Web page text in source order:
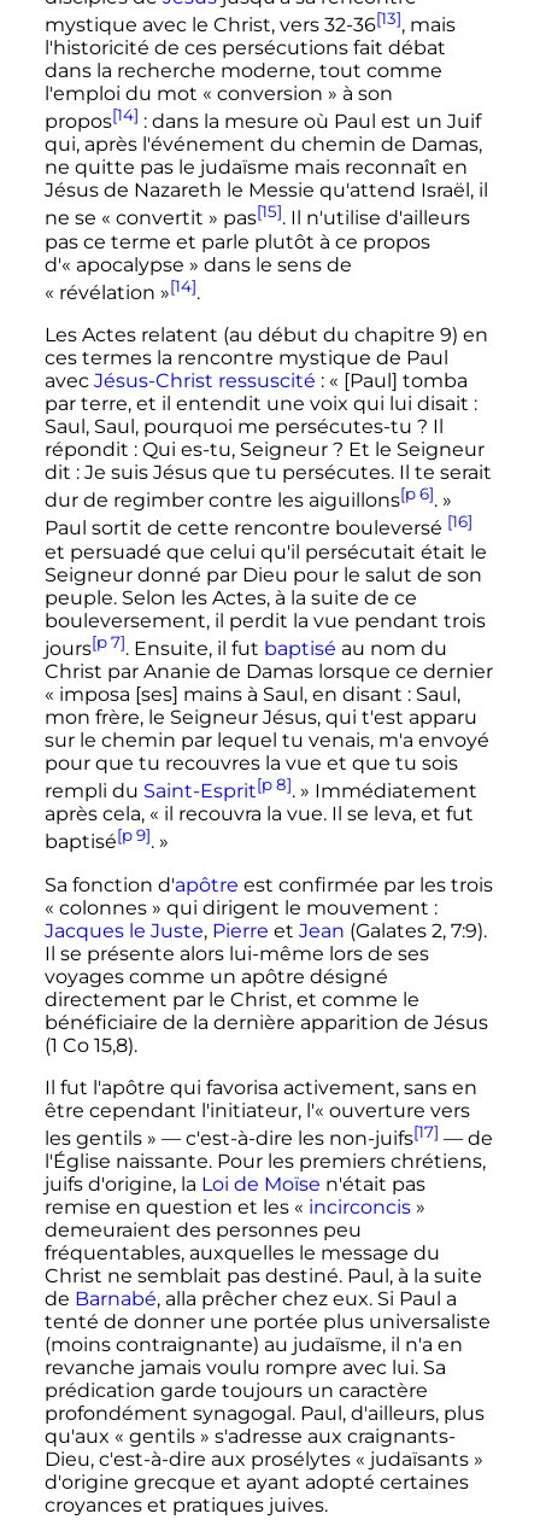
mystique avec le Christ, vers 32-36[13], mais
l'historicité de ces persécutions fait débat
dans la recherche moderne, tout comme
l'emploi du mot « conversion » à son
propos[14] : dans la mesure où Paul est un Juif
qui, après l'événement du chemin de Damas,
ne quitte pas le judaïsme mais reconnaît en
Jésus de Nazareth le Messie qu'attend Israël, il
ne se « convertit » pas[15]. Il n'utilise d'ailleurs
pas ce terme et parle plutôt à ce propos
d'« apocalypse » dans le sens de
« révélation »[14].
Les Actes relatent (au début du chapitre 9) en
ces termes la rencontre mystique de Paul
avec Jésus-Christ ressuscité : « [Paul] tomba
par terre, et il entendit une voix qui lui disait :
Saul, Saul, pourquoi me persécutes-tu ? Il
répondit : Qui es-tu, Seigneur ? Et le Seigneur
dit : Je suis Jésus que tu persécutes. Il te serait
dur de regimber contre les aiguillons[p 6]. »
Paul sortit de cette rencontre bouleversé [16]
et persuadé que celui qu'il persécutait était le
Seigneur donné par Dieu pour le salut de son
peuple. Selon les Actes, à la suite de ce
bouleversement, il perdit la vue pendant trois
jours[p 7]. Ensuite, il fut baptisé au nom du
Christ par Ananie de Damas lorsque ce dernier
« imposa [ses] mains à Saul, en disant : Saul,
mon frère, le Seigneur Jésus, qui t'est apparu
sur le chemin par lequel tu venais, m'a envoyé
pour que tu recouvres la vue et que tu sois
rempli du Saint-Esprit[p 8]. » Immédiatement
après cela, « il recouvra la vue. Il se leva, et fut
baptisé[p 9]. »
Sa fonction d'apôtre est confirmée par les trois
« colonnes » qui dirigent le mouvement :
Jacques le Juste, Pierre et Jean (Galates 2, 7:9).
Il se présente alors lui-même lors de ses
voyages comme un apôtre désigné
directement par le Christ, et comme le
bénéficiaire de la dernière apparition de Jésus
(1 Co 15,8).
Il fut l'apôtre qui favorisa activement, sans en
être cependant l'initiateur, l'« ouverture vers
les gentils » — c'est-à-dire les non-juifs[17] — de
l'Église naissante. Pour les premiers chrétiens,
juifs d'origine, la Loi de Moïse n'était pas
remise en question et les « incirconcis »
demeuraient des personnes peu
fréquentables, auxquelles le message du
Christ ne semblait pas destiné. Paul, à la suite
de Barnabé, alla prêcher chez eux. Si Paul a
tenté de donner une portée plus universaliste
(moins contraignante) au judaïsme, il n'a en
revanche jamais voulu rompre avec lui. Sa
prédication garde toujours un caractère
profondément synagogal. Paul, d'ailleurs, plus
qu'aux « gentils » s'adresse aux craignants-
Dieu, c'est-à-dire aux prosélytes « judaïsants »
d'origine grecque et ayant adopté certaines
croyances et pratiques juives.